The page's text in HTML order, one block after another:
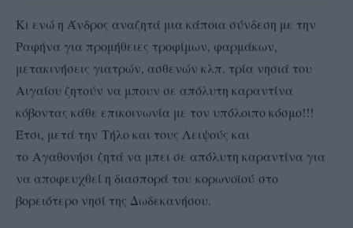
Κι ενώ η Άνδρος αναζητά μια κάποια σύνδεση με την
Ραφήνα για προμήθειες τροφίμων, φαρμάκων,
μετακινήσεις γιατρών, ασθενών κλπ. τρία νησιά του
Αιγαίου ζητούν να μπουν σε απόλυτη καραντίνα
κόβοντας κάθε επικοινωνία με τον υπόλοιπο κόσμο!!!
Έτσι, μετά την Τήλο και τους Λειψούς και
το Αγαθονήσι ζητά να μπει σε απόλυτη καραντίνα για
να αποφευχθεί η διασπορά του κορωνοϊού στο
βορειότερο νησί της Δωδεκανήσου.